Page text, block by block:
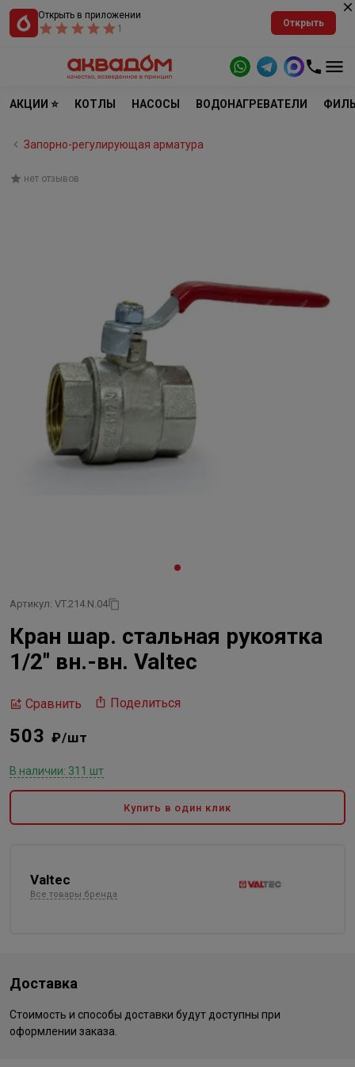
Открыть в приложении
1
Открыть
АКЦИИ ⭐ КОТЛЫ НАСОСЫ ВОДОНАГРЕВАТЕЛИ
Запорно-регулирующая арматура
нет отзывов
Артикул: VT.214.N.04
Кран шар. стальная рукоятка
1/2" вн.-вн. Valtec
Сравнить Поделиться
503 ₽/шт
В наличии: 311 шт
Купить в один клик
Valtec
Все товары бренда
Доставка
Стоимость и способы доставки будут доступны при
оформлении заказа.